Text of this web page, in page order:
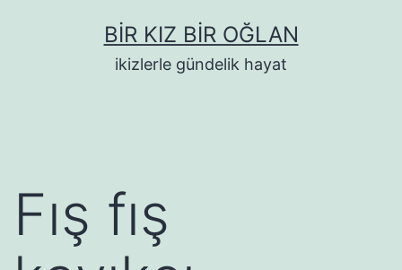
BIR KIZ BIR OĞLAN
ikizlerle gündelik hayat
Fış fış